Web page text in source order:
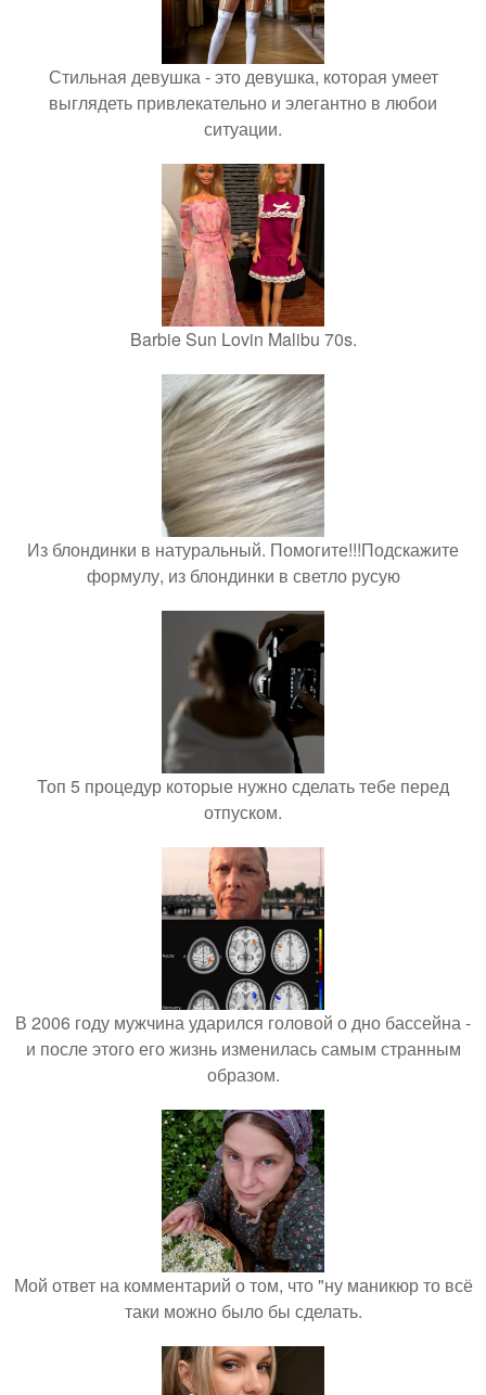
Стильная девушка - это девушка, которая умеет
выглядеть привлекательно и элегантно в любои
ситуации.
Barbie Sun Lovin Malibu 70s.
Из блондинки в натуральный. Помогите!!!Подскажите
формулу, из блондинки в светло русую
Топ 5 процедур которые нужно сделать тебе перед
отпуском.
В 2006 году мужчина ударился головой о дно бассейна -
и после этого его жизнь изменилась самым странным
образом.
Мой ответ на комментарий о том, что "ну маникюр то всё
таки можно было бы сделать.